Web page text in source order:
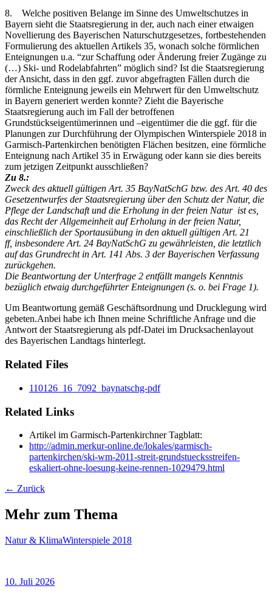
8. Welche positiven Belange im Sinne des Umweltschutzes in
Bayern sieht die Staatsregierung in der, auch nach einer etwaigen
Novellierung des Bayerischen Naturschutzgesetzes, fortbestehenden
Formulierung des aktuellen Artikels 35, wonach solche förmlichen
Enteignungen u.a. “zur Schaffung oder Änderung freier Zugänge zu
(…) Ski- und Rodelabfahrten” möglich sind? Ist die Staatsregierung
der Ansicht, dass in den ggf. zuvor abgefragten Fällen durch die
förmliche Enteignung jeweils ein Mehrwert für den Umweltschutz
in Bayern generiert werden konnte? Zieht die Bayerische
Staatsregierung auch im Fall der betroffenen
Grundstückseigentümerinnen und –eigentümer die die ggf. für die
Planungen zur Durchführung der Olympischen Winterspiele 2018 in
Garmisch-Partenkirchen benötigten Flächen besitzen, eine förmliche
Enteignung nach Artikel 35 in Erwägung oder kann sie dies bereits
zum jetzigen Zeitpunkt ausschließen?
Zu 8.:
Zweck des aktuell gültigen Art. 35 BayNatSchG bzw. des Art. 40 des
Gesetzentwurfes der Staatsregierung über den Schutz der Natur, die
Pflege der Landschaft und die Erholung in der freien Natur ist es,
das Recht der Allgemeinheit auf Erholung in der freien Natur,
einschließlich der Sportausübung in den aktuell gültigen Art. 21
ff, insbesondere Art. 24 BayNatSchG zu gewährleisten, die letztlich
auf das Grundrecht in Art. 141 Abs. 3 der Bayerischen Verfassung
zurückgehen.
Die Beantwortung der Unterfrage 2 entfällt mangels Kenntnis
bezüglich etwaig durchgeführter Enteignungen (s. o. bei Frage 1).
Um Beantwortung gemäß Geschäftsordnung und Drucklegung wird
gebeten.Anbei habe ich Ihnen meine Schriftliche Anfrage und die
Antwort der Staatsregierung als pdf-Datei im Drucksachenlayout
des Bayerischen Landtags hinterlegt.
Related Files
110126_16_7092_baynatschg-pdf
Related Links
Artikel im Garmisch-Partenkirchner Tagblatt:
http://admin.merkur-online.de/lokales/garmisch-
partenkirchen/ski-wm-2011-streit-grundstuecksstreifen-
eskaliert-ohne-loesung-keine-rennen-1029479.html
← Zurück
Mehr zum Thema
Natur & KlimaWinterspiele 2018
10. Juli 2026